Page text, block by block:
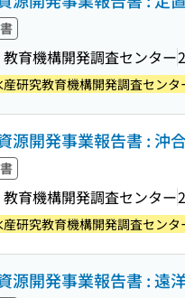
育機構開発調査センター
産研究教育機構開発調査センタ
源開発事業報告書 : 沖
育機構開発調査センター
産研究教育機構開発調査センタ
源開発事業報告書 : 遠